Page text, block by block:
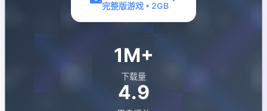
完整版游戏 • 2GB
1M+
下载量
4.9